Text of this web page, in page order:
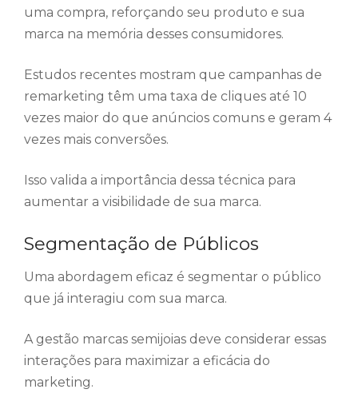
uma compra, reforçando seu produto e sua
marca na memória desses consumidores.
Estudos recentes mostram que campanhas de
remarketing têm uma taxa de cliques até 10
vezes maior do que anúncios comuns e geram 4
vezes mais conversões.
Isso valida a importância dessa técnica para
aumentar a visibilidade de sua marca.
Segmentação de Públicos
Uma abordagem eficaz é segmentar o público
que já interagiu com sua marca.
A gestão marcas semijoias deve considerar essas
interações para maximizar a eficácia do
marketing.